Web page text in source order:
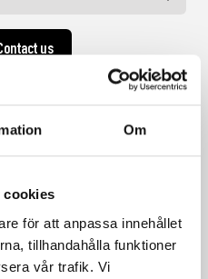
Om
cookies
för att anpassa innehållet
tillhandahålla funktioner
vår trafik. Vi
us